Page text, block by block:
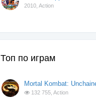
2010,Action
Топ по играм
Mortal Kombat:
132 755,Action